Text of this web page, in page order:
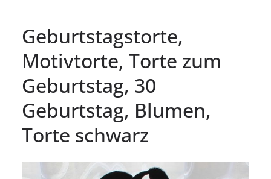
Geburtstagstorte,
Motivtorte, Torte zum
Geburtstag, 30
Geburtstag, Blumen,
Torte schwarz